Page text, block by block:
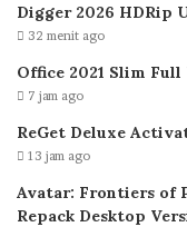
Digger 2026 HDRip
32 menit ago
Office 2021 Slim
7 jam ago
ReGet Deluxe
13 jam ago
Avatar: Frontiers of
Repack Desktop